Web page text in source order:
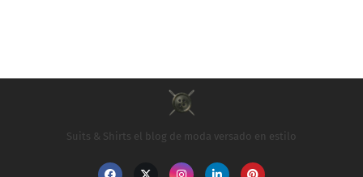
Suits & Shirts el blog de moda versado en estilo